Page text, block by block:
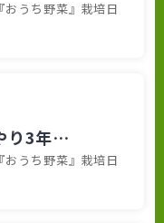
うち野菜』栽培日
り3年…
うち野菜』栽培日